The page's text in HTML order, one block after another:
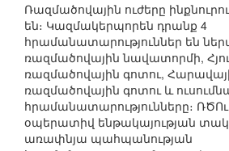
Ռազմածովային ուժերը
են։ Կազմակերպորեն դրանք 4
հրամանատարություններ են
ռազմածովային նավատորմի,
ռազմածովային գոտու,
ռազմածովային գոտու և
հրամանատարությունները։
օպերատիվ ենթակայության տակ
առափնյա պահպանության